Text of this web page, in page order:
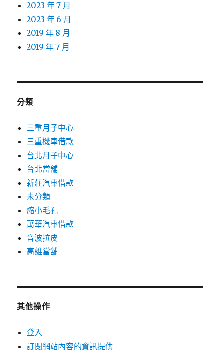
2023 年 7 月
2023 年 6 月
2019 年 8 月
2019 年 7 月
分類
三重月子中心
三重機車借款
台北月子中心
台北當舖
新莊汽車借款
未分類
縮小毛孔
萬華汽車借款
音波拉皮
高雄當舖
其他操作
登入
訂閱網站內容的資訊提供